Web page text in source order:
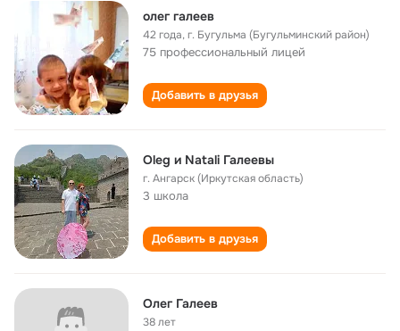
олег галеев
42 года,г. Бугульма (Бугульминский район)
75 профессиональный лицей
Добавить в друзья
Oleg и Natali Галеевы
г. Ангарск (Иркутская область)
3 школа
Добавить в друзья
Олег Галеев
38 лет